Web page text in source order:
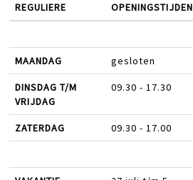
REGULIERE OPENINGSTIJDEN
MAANDAG gesloten
DINSDAG T/M
VRIJDAG
09.30 - 17.30
ZATERDAG 09.30 - 17.00